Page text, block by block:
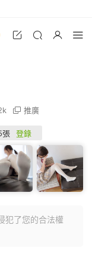
推廣
張 登錄
犯了您的合法權